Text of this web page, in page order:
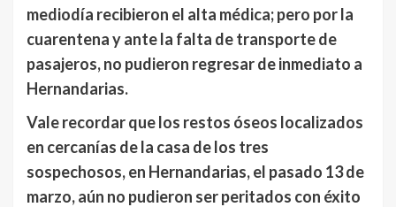
mediodía recibieron el alta médica; pero por la
cuarentena y ante la falta de transporte de
pasajeros, no pudieron regresar de inmediato a
Hernandarias.
Vale recordar que los restos óseos localizados
en cercanías de la casa de los tres
sospechosos, en Hernandarias, el pasado 13 de
marzo, aún no pudieron ser peritados con éxito